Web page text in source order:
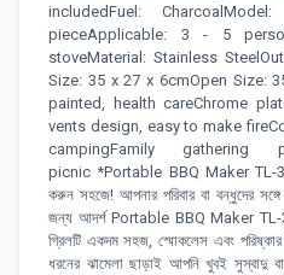
includedFuel: CharcoalModel:
pieceApplicable: 3 - 5
stoveMaterial: Stainless
Size: 35 x 27 x 6cmOpen Size:
painted, health careChrome
vents design, easy to make
campingFamily gathering
picnic *Portable BBQ Maker TL-
করুন সহজে! আপনার পরিবার বা বন্ধুদের সঙ্গে
জন্য আদর্শ Portable BBQ Maker TL-
গ্রিলটি একদম সহজ, স্মোকলেস এবং পরিষ্কার
ধরনের ঝামেলা ছাড়াই আপনি খুবই সুস্বাদু